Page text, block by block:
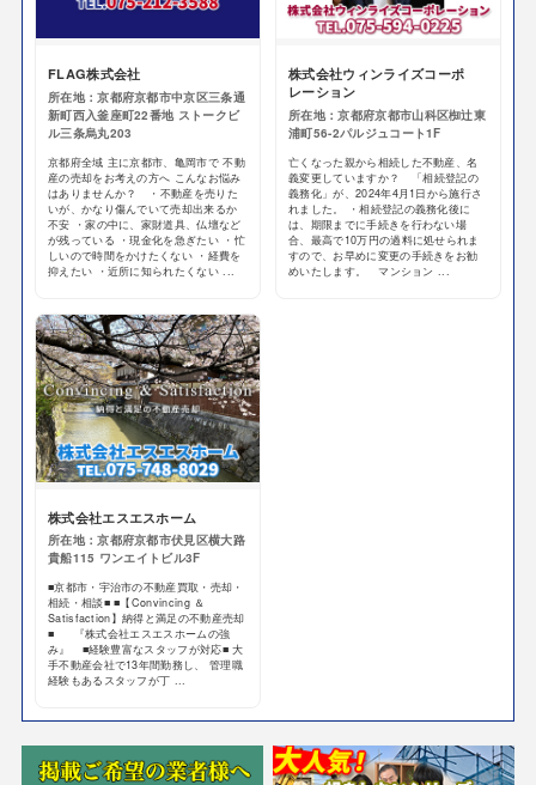
FLAG株式会社
所在地：京都府京都市中京区三条通
新町西入釜座町22番地 ストークビ
ル三条烏丸203
京都府全域 主に京都市、亀岡市で 不動
産の売却をお考えの方へ こんなお悩み
はありませんか？ ・不動産を売りた
いが、かなり傷んでいて売却出来るか
不安 ・家の中に、家財道具、仏壇など
が残っている ・現金化を急ぎたい ・忙
しいので時間をかけたくない ・経費を
抑えたい ・近所に知られたくない ...
株式会社ウィンライズコーポ
レーション
所在地：京都府京都市山科区椥辻東
浦町56-2パルジュコート1F
亡くなった親から相続した不動産、名
義変更していますか？ 「相続登記の
義務化」が、2024年4月1日から施行さ
れました。 ・相続登記の義務化後に
は、期限までに手続きを行わない場
合、最高で10万円の過料に処せられま
すので、お早めに変更の手続きをお勧
めいたします。 マンション ...
株式会社エスエスホーム
所在地：京都府京都市伏見区横大路
貴船115 ワンエイトビル3F
■京都市・宇治市の不動産買取・売却・
相続・相談■ ■【Convincing ＆
Satisfaction】納得と満足の不動産売却
■ 『株式会社エスエスホームの強
み』 ■経験豊富なスタッフが対応■ 大
手不動産会社で13年間勤務し、 管理職
経験もあるスタッフが丁 ...